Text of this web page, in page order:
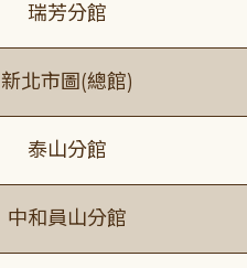
瑞芳分館
新北市圖(總館)
泰山分館
中和員山分館